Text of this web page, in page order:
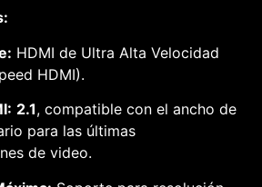
HDMI de Ultra Alta Velocidad
HDMI).
2.1, compatible con el ancho de
para las últimas
de video.